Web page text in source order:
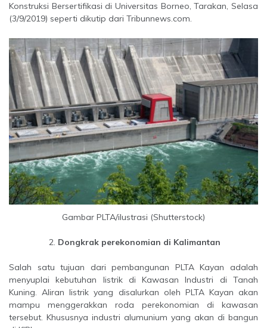
Konstruksi Bersertifikasi di Universitas Borneo, Tarakan, Selasa
(3/9/2019) seperti dikutip dari Tribunnews.com.
Gambar PLTA/ilustrasi (Shutterstock)
Dongkrak perekonomian di Kalimantan
Salah satu tujuan dari pembangunan PLTA Kayan adalah
menyuplai kebutuhan listrik di Kawasan Industri di Tanah
Kuning. Aliran listrik yang disalurkan oleh PLTA Kayan akan
mampu menggerakkan roda perekonomian di kawasan
tersebut. Khususnya industri alumunium yang akan di bangun